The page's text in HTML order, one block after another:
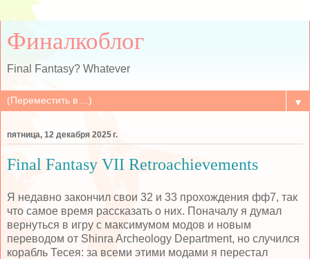
Финалкоблог
Final Fantasy? Whatever
▼
пятница, 12 декабря 2025 г.
Final Fantasy VII Retroachievements
Я недавно закончил свои 32 и 33 прохождения фф7, так
что самое время рассказать о них. Поначалу я думал
вернуться в игру с максимумом модов и новым
переводом от Shinra Archeology Department, но случился
корабль Тесея: за всеми этими модами я перестал